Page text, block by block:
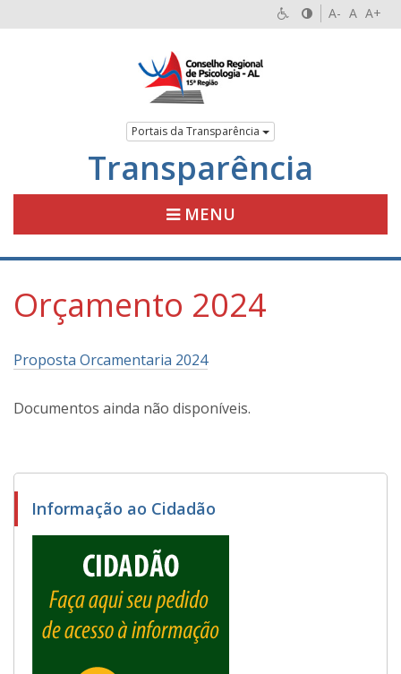
A- A A+
Portais da Transparência
Transparência
MENU
Orçamento 2024
Proposta Orcamentaria 2024
Documentos ainda não disponíveis.
Informação ao Cidadão